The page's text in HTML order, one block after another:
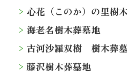
心花（このか）の里樹
海老名樹木葬墓地
古河沙羅双樹 樹木葬
藤沢樹木葬墓地